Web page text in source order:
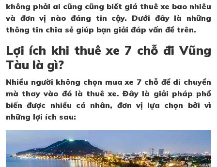
không phải ai cũng cũng biết giá thuê xe bao nhiêu
và đơn vị nào đáng tin cậy. Dưới đây là những
thông tin chia sẻ giúp bạn giải đáp vấn đề trên.
Lợi ích khi thuê xe 7 chỗ đi Vũng
Tàu là gì?
Nhiều người không chọn mua xe 7 chỗ để di chuyển
mà thay vào đó là thuê xe. Đây là giải pháp phổ
biến được nhiều cá nhân, đơn vị lựa chọn bởi vì
những lợi ích sau: